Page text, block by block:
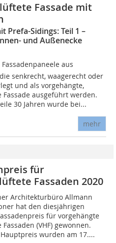
­Fassade mit
Prefa-Sidings: Teil 1 –
und Außenecke
Fassadenpaneele aus
senkrecht, waagerecht oder
und als vorgehängte,
ausgeführt werden.
30 Jahren wurde bei...
mehr
für
Fassaden 2020
Architekturbüro Allmann
hat den diesjährigen
für vorgehängte
(VHF) gewonnen.
wurden am 17....